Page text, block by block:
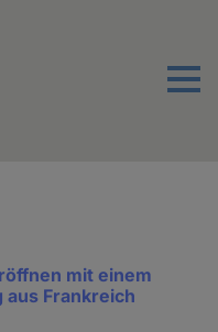
Menu
mit einem
Frankreich